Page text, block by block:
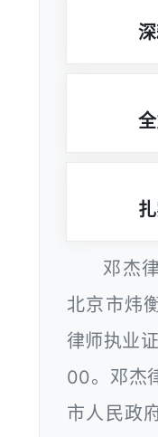
邓杰
北京市炜
律师执业
00。邓杰
市人民政